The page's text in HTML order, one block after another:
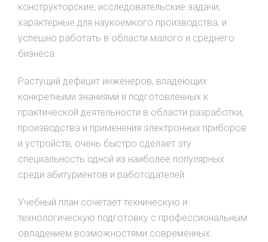
конструкторские, исследовательские задачи,
характерные для наукоемкого производства, и
успешно работать в области малого и среднего
бизнеса.
Растущий дефицит инженеров, владеющих
конкретными знаниями и подготовленных к
практической деятельности в области разработки,
производства и применения электронных приборов
и устройств, очень быстро сделает эту
специальность одной из наиболее популярных
среди абитуриентов и работодателей.
Учебный план сочетает техническую и
технологическую подготовку с профессиональным
овладением возможностями современных